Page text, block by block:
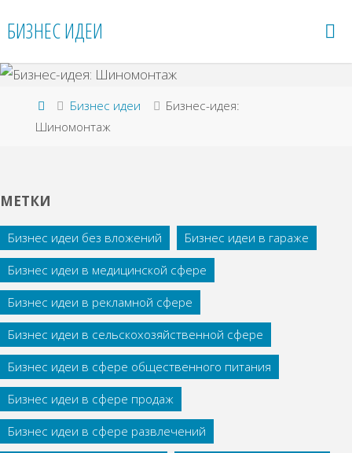
БИЗНЕС ИДЕИ
Главная
Бизнес идеи
Бизнес-идея:
Шиномонтаж
МЕТКИ
Бизнес идеи без вложений
Бизнес идеи в гараже
Бизнес идеи в медицинской сфере
Бизнес идеи в рекламной сфере
Бизнес идеи в сельскохозяйственной сфере
Бизнес идеи в сфере общественного питания
Бизнес идеи в сфере продаж
Бизнес идеи в сфере развлечений